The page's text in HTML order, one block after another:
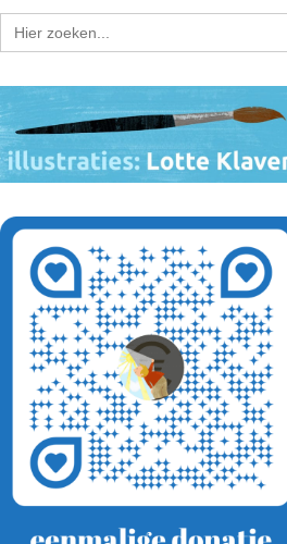
Zoek
naar: